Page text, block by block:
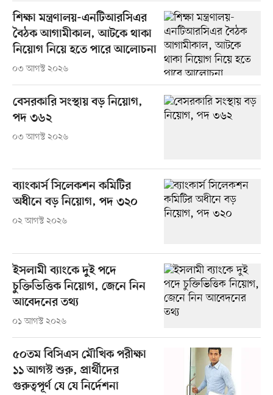
শিক্ষা মন্ত্রণালয়-এনটিআরসিএর
বৈঠক আগামীকাল, আটকে থাকা
নিয়োগ নিয়ে হতে পারে আলোচনা
০৩ আগস্ট ২০২৬
বেসরকারি সংস্থায় বড় নিয়োগ,
পদ ৩৬২
০৩ আগস্ট ২০২৬
ব্যাংকার্স সিলেকশন কমিটির
অধীনে বড় নিয়োগ, পদ ৩২০
০২ আগস্ট ২০২৬
ইসলামী ব্যাংকে দুই পদে
চুক্তিভিত্তিক নিয়োগ, জেনে নিন
আবেদনের তথ্য
০১ আগস্ট ২০২৬
৫০তম বিসিএস মৌখিক পরীক্ষা
১১ আগস্ট শুরু, প্রার্থীদের
গুরুত্বপূর্ণ যে যে নির্দেশনা